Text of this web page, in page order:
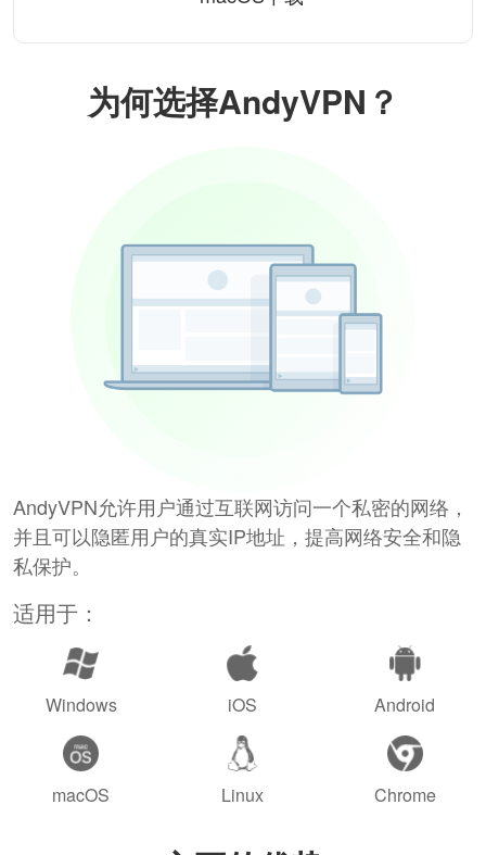
为何选择AndyVPN？
AndyVPN允许用户通过互联网访问一个私密的网络，
并且可以隐匿用户的真实IP地址，提高网络安全和隐
私保护。
适用于：
Windows iOS Android
macOS Linux Chrome